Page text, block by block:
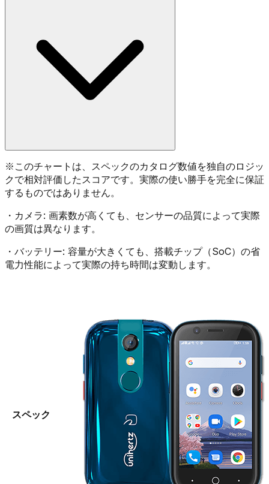
※ このチャートは、スペックのカタログ数値を独自のロジッ
クで相対評価したスコアです。実際の使い勝手を完全に保証
するものではありません。
・ カメラ: 画素数が高くても、センサーの品質によって実際
の画質は異なります。
・ バッテリー: 容量が大きくても、搭載チップ（SoC）の省
電力性能によって実際の持ち時間は変動します。
スペック